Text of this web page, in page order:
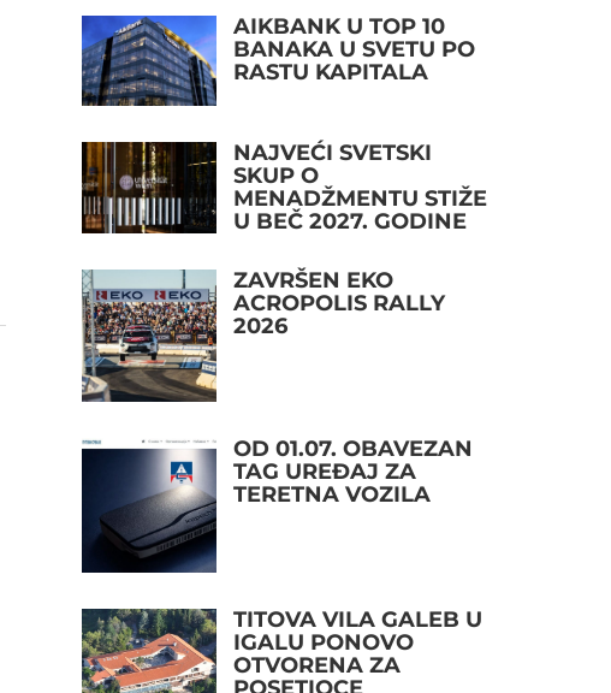
AIKBANK U TOP 10
BANAKA U SVETU PO
RASTU KAPITALA
NAJVEĆI SVETSKI
SKUP O
MENADŽMENTU STIŽE
U BEČ 2027. GODINE
ZAVRŠEN EKO
ACROPOLIS RALLY
2026
OD 01.07. OBAVEZAN
TAG UREĐAJ ZA
TERETNA VOZILA
TITOVA VILA GALEB U
IGALU PONOVO
OTVORENA ZA